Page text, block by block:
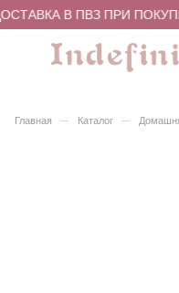
В ПВЗ ПРИ
Главная – Каталог –